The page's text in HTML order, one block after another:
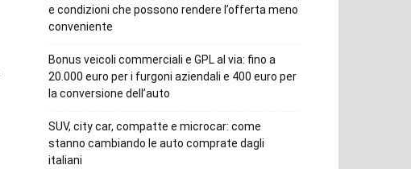
e condizioni che possono rendere l’offerta meno
conveniente
Bonus veicoli commerciali e GPL al via: fino a
20.000 euro per i furgoni aziendali e 400 euro per
la conversione dell’auto
SUV, city car, compatte e microcar: come
stanno cambiando le auto comprate dagli
italiani